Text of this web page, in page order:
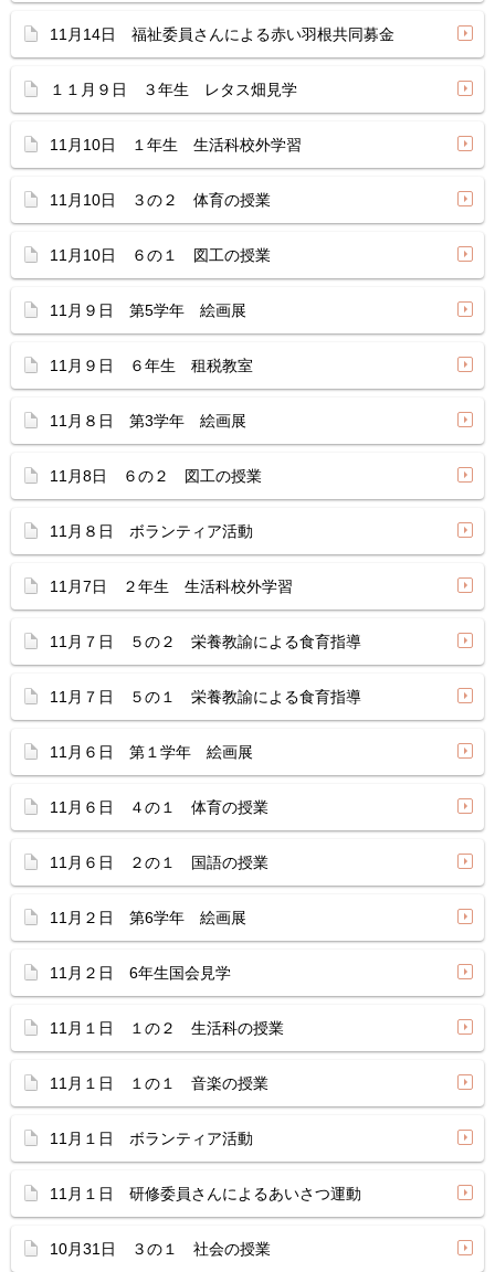
11月14日 福祉委員さんによる赤い羽根共同募金
１１月９日 ３年生 レタス畑見学
11月10日 １年生 生活科校外学習
11月10日 ３の２ 体育の授業
11月10日 ６の１ 図工の授業
11月９日 第5学年 絵画展
11月９日 ６年生 租税教室
11月８日 第3学年 絵画展
11月8日 ６の２ 図工の授業
11月８日 ボランティア活動
11月7日 ２年生 生活科校外学習
11月７日 ５の２ 栄養教諭による食育指導
11月７日 ５の１ 栄養教諭による食育指導
11月６日 第１学年 絵画展
11月６日 ４の１ 体育の授業
11月６日 ２の１ 国語の授業
11月２日 第6学年 絵画展
11月２日 6年生国会見学
11月１日 １の２ 生活科の授業
11月１日 １の１ 音楽の授業
11月１日 ボランティア活動
11月１日 研修委員さんによるあいさつ運動
10月31日 ３の１ 社会の授業